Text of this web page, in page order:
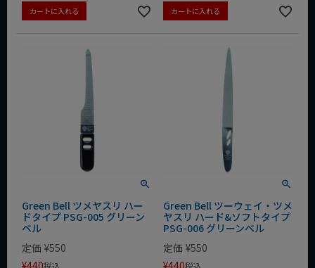
カートに入れる カートに入れる
Green Bell ツメヤスリ ハー
ドタイプ PSG-005 グリーン
ベル
定価 ¥550
¥440税込
Green Bell ツーウェイ・ツメ
ヤスリ ハード&ソフトタイプ
PSG-006 グリーンベル
定価 ¥550
¥440税込